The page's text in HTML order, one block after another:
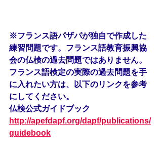
※フランス語パザパが独自で作成した
練習問題です。フランス語教育振興協
会の仏検の過去問題ではありません。
フランス語検定の実際の過去問題を手
に入れたい方は、以下のリンクを参考
にしてください。
仏検公式ガイドブック
http://apefdapf.org/dapf/publications/
guidebook